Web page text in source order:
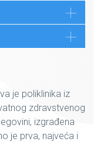
je poliklinika iz
zdravstvenog
izgrađena
je prva, najveća i